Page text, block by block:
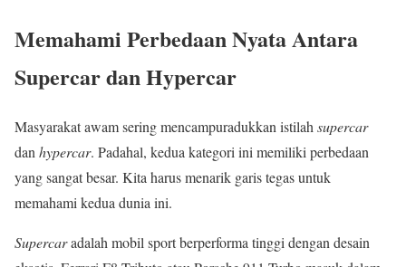
Memahami Perbedaan Nyata Antara
Supercar dan Hypercar
Masyarakat awam sering mencampuradukkan istilah supercar
dan hypercar. Padahal, kedua kategori ini memiliki perbedaan
yang sangat besar. Kita harus menarik garis tegas untuk
memahami kedua dunia ini.
Supercaradalah mobil sport berperforma tinggi dengan desain